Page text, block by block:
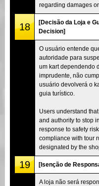
regarding damages
18
[Decisão da Loja e
Decision]
O usuário entende
autoridade para
um kart dependendo
imprudente, não
usuário devolverá o
guia turístico.
Users understand
and authority to stop
response to safety
compliance with tour
designated by the
19 [Isenção de
A loja não será